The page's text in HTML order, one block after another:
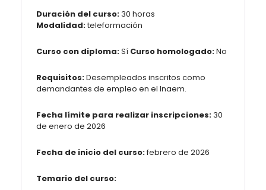
Duración del curso: 30 horas
Modalidad:teleformación
Curso con diploma:Sí Curso homologado:No
Requisitos:Desempleados inscritos como
demandantes de empleo en el Inaem.
Fecha límite para realizar inscripciones: 30
de enero de 2026
Fecha de inicio del curso:febrero de 2026
Temario del curso: